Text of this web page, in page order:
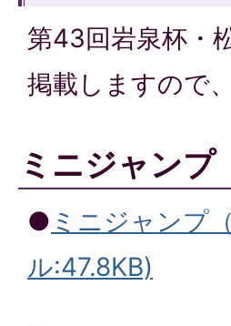
第43回岩泉杯・
掲載しますので
ミニジャンプ
● ミニジャンプ
ル:47.8KB)